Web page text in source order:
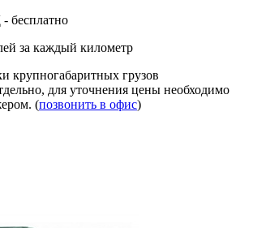
бесплатно
за каждый километр
крупногабаритных грузов
для уточнения цены необходимо
(позвонить в офис)